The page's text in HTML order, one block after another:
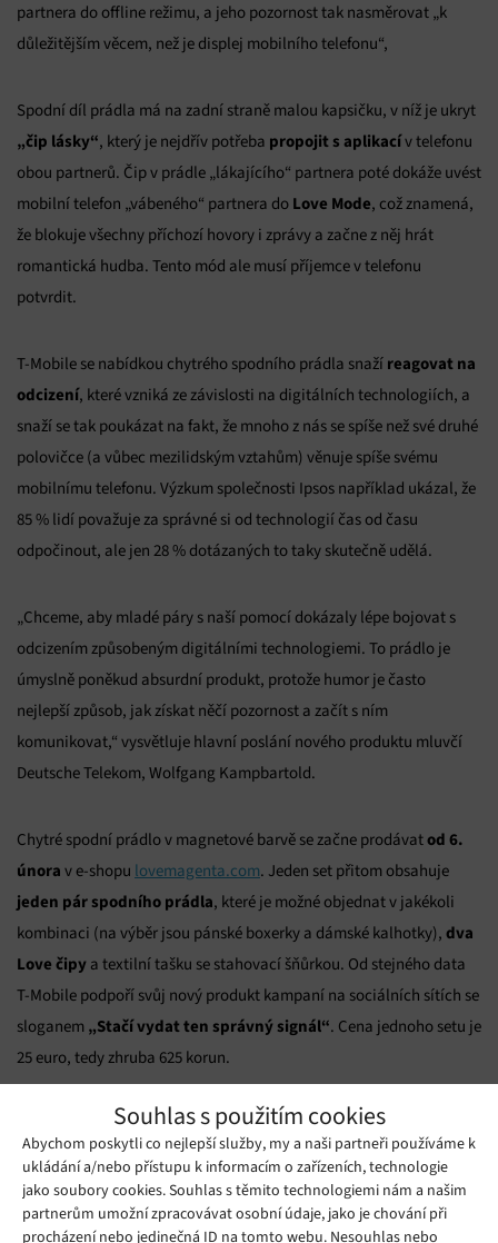
Souhlas s použitím cookies
Abychom poskytli co nejlepší služby, my a naši partneři používáme k
ukládání a/nebo přístupu k informacím o zařízeních, technologie
jako soubory cookies. Souhlas s těmito technologiemi nám a našim
partnerům umožní zpracovávat osobní údaje, jako je chování při
procházení nebo jedinečná ID na tomto webu. Nesouhlas nebo
partnera do offline režimu, a jeho pozornost tak nasměrovat „k
důležitějším věcem, než je displej mobilního telefonu“,
Spodní díl prádla má na zadní straně malou kapsičku, v níž je ukryt
„čip lásky“, který je nejdřív potřeba propojit s aplikacív telefonu
obou partnerů. Čip v prádle „lákajícího“ partnera poté dokáže uvést
mobilní telefon „vábeného“ partnera do Love Mode, což znamená,
že blokuje všechny příchozí hovory i zprávy a začne z něj hrát
romantická hudba. Tento mód ale musí příjemce v telefonu
potvrdit.
T-Mobile se nabídkou chytrého spodního prádla snaží reagovat na
odcizení, které vzniká ze závislosti na digitálních technologiích, a
snaží se tak poukázat na fakt, že mnoho z nás se spíše než své druhé
polovičce (a vůbec mezilidským vztahům) věnuje spíše svému
mobilnímu telefonu. Výzkum společnosti Ipsos například ukázal, že
85 % lidí považuje za správné si od technologií čas od času
odpočinout, ale jen 28 % dotázaných to taky skutečně udělá.
„Chceme, aby mladé páry s naší pomocí dokázaly lépe bojovat s
odcizením způsobeným digitálními technologiemi. To prádlo je
úmyslně poněkud absurdní produkt, protože humor je často
nejlepší způsob, jak získat něčí pozornost a začít s ním
komunikovat,“ vysvětluje hlavní poslání nového produktu mluvčí
Deutsche Telekom, Wolfgang Kampbartold.
Chytré spodní prádlo v magnetové barvě se začne prodávatod 6.
února v e-shopu lovemagenta.com. Jeden set přitom obsahuje
jeden pár spodního prádla, které je možné objednat v jakékoli
kombinaci (na výběr jsou pánské boxerky a dámské kalhotky), dva
Love čipy a textilní tašku se stahovací šňůrkou. Od stejného data
T-Mobile podpoří svůj nový produkt kampaní na sociálních sítích se
sloganem „Stačí vydat ten správný signál“. Cena jednoho setu je
25 euro, tedy zhruba 625 korun.
Zdroj: tisková zpráva
Mohlo by se vám líbit